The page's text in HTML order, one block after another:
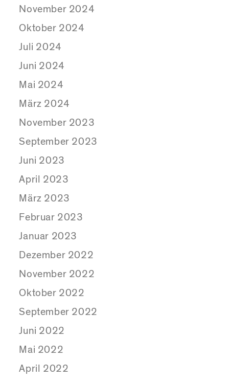
November 2024
Oktober 2024
Juli 2024
Juni 2024
Mai 2024
März 2024
November 2023
September 2023
Juni 2023
April 2023
März 2023
Februar 2023
Januar 2023
Dezember 2022
November 2022
Oktober 2022
September 2022
Juni 2022
Mai 2022
April 2022